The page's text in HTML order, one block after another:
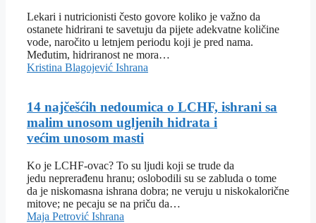
Lekari i nutricionisti često govore koliko je važno da
ostanete hidrirani te savetuju da pijete adekvatne količine
vode, naročito u letnjem periodu koji je pred nama.
Međutim, hidriranost ne mora…
Kristina Blagojević Ishrana
14 najčešćih nedoumica o LCHF, ishrani sa
malim unosom ugljenih hidrata i
većim unosom masti
Ko je LCHF-ovac? To su ljudi koji se trude da
jedu neprerađenu hranu; oslobodili su se zabluda o tome
da je niskomasna ishrana dobra; ne veruju u niskokalorične
mitove; ne pecaju se na priču da…
Maja Petrović Ishrana